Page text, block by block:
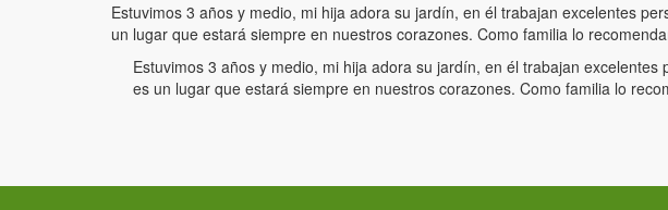
Estuvimos 3 años y medio, mi hija adora su jardín, en él trabajan excelentes
un lugar que estará siempre en nuestros corazones. Como familia lo
Estuvimos 3 años y medio, mi hija adora su jardín, en él trabajan
es un lugar que estará siempre en nuestros corazones. Como familia lo